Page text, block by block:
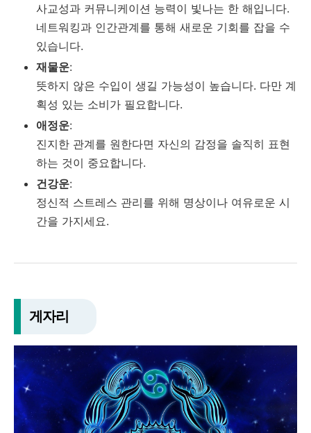
사교성과 커뮤니케이션 능력이 빛나는 한 해입니다.
네트워킹과 인간관계를 통해 새로운 기회를 잡을 수
있습니다.
재물운:
뜻하지 않은 수입이 생길 가능성이 높습니다. 다만 계
획성 있는 소비가 필요합니다.
애정운:
진지한 관계를 원한다면 자신의 감정을 솔직히 표현
하는 것이 중요합니다.
건강운:
정신적 스트레스 관리를 위해 명상이나 여유로운 시
간을 가지세요.
게자리